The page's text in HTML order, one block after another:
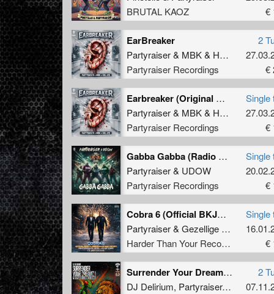
BRUTAL KAOZ
€
EarBreaker
Partyraiser& MBK& Hollow
Partyraiser Recordings
2
€
Earbreaker (Original Mix)
Partyraiser& MBK& Hollow
Partyraiser Recordings
Single
€
Gabba Gabba (Radio Edit)
Partyraiser& UDOW
Partyraiser Recordings
Single
€
Cobra 6 (Official BKJN vs. Partyraiser 2026 Anthem) (Original Mix)
Partyraiser& Gezellige Uptempo
Harder Than Your Records
Single
€
Surrender Your Dreamz ! (Partyraiser & Rosbeek Remix)
DJ Delirium, Partyraiser,Rosbeek
2